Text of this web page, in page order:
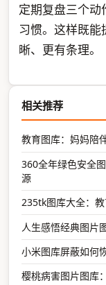
定期复盘三个动
习惯。这样既
晰、更有条理。
相关推荐
教育图库：妈妈陪
360全年绿色安全
源
235tk图库大全：
人生感悟经典图片
小米图库屏蔽如何
樱桃病害图片图库